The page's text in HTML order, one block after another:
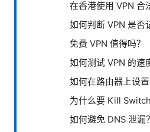
在香港使用 VPN 合
如何判断 VPN 是否
免费 VPN 值得吗？
如何测试 VPN 的速
如何在路由器上设置
为什么要 Kill Switch
如何避免 DNS 泄漏？